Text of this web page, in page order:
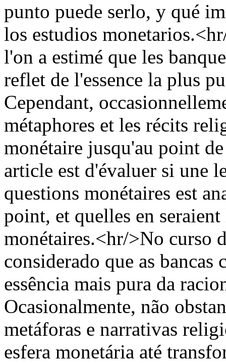
punto puede serlo, y qué
los estudios
l'on a estimé que les
reflet de l'essence la plus
Cependant,
métaphores et les récits
monétaire jusqu'au point
article est d'évaluer si une
questions monétaires est
point, et quelles en
monétaires.<hr/>No curso
considerado que as
essência mais pura da
Ocasionalmente, não
metáforas e narrativas
esfera monetária até